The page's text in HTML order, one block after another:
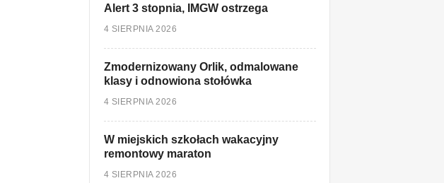
Alert 3 stopnia, IMGW ostrzega
4 SIERPNIA 2026
Zmodernizowany Orlik, odmalowane
klasy i odnowiona stołówka
4 SIERPNIA 2026
W miejskich szkołach wakacyjny
remontowy maraton
4 SIERPNIA 2026